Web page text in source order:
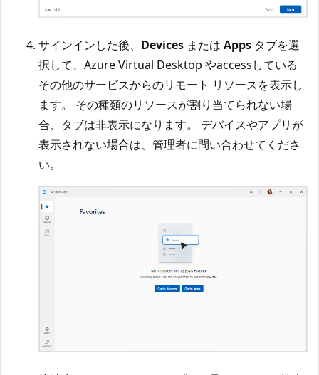
サインインした後、 Devices または Apps タブを選
択して、Azure Virtual Desktop やaccessしている
その他のサービスからのリモート リソースを表示し
ます。 その種類のリソースが割り当てられない場
合、タブは非表示になります。 デバイスやアプリが
表示されない場合は、管理者に問い合わせてくださ
い。